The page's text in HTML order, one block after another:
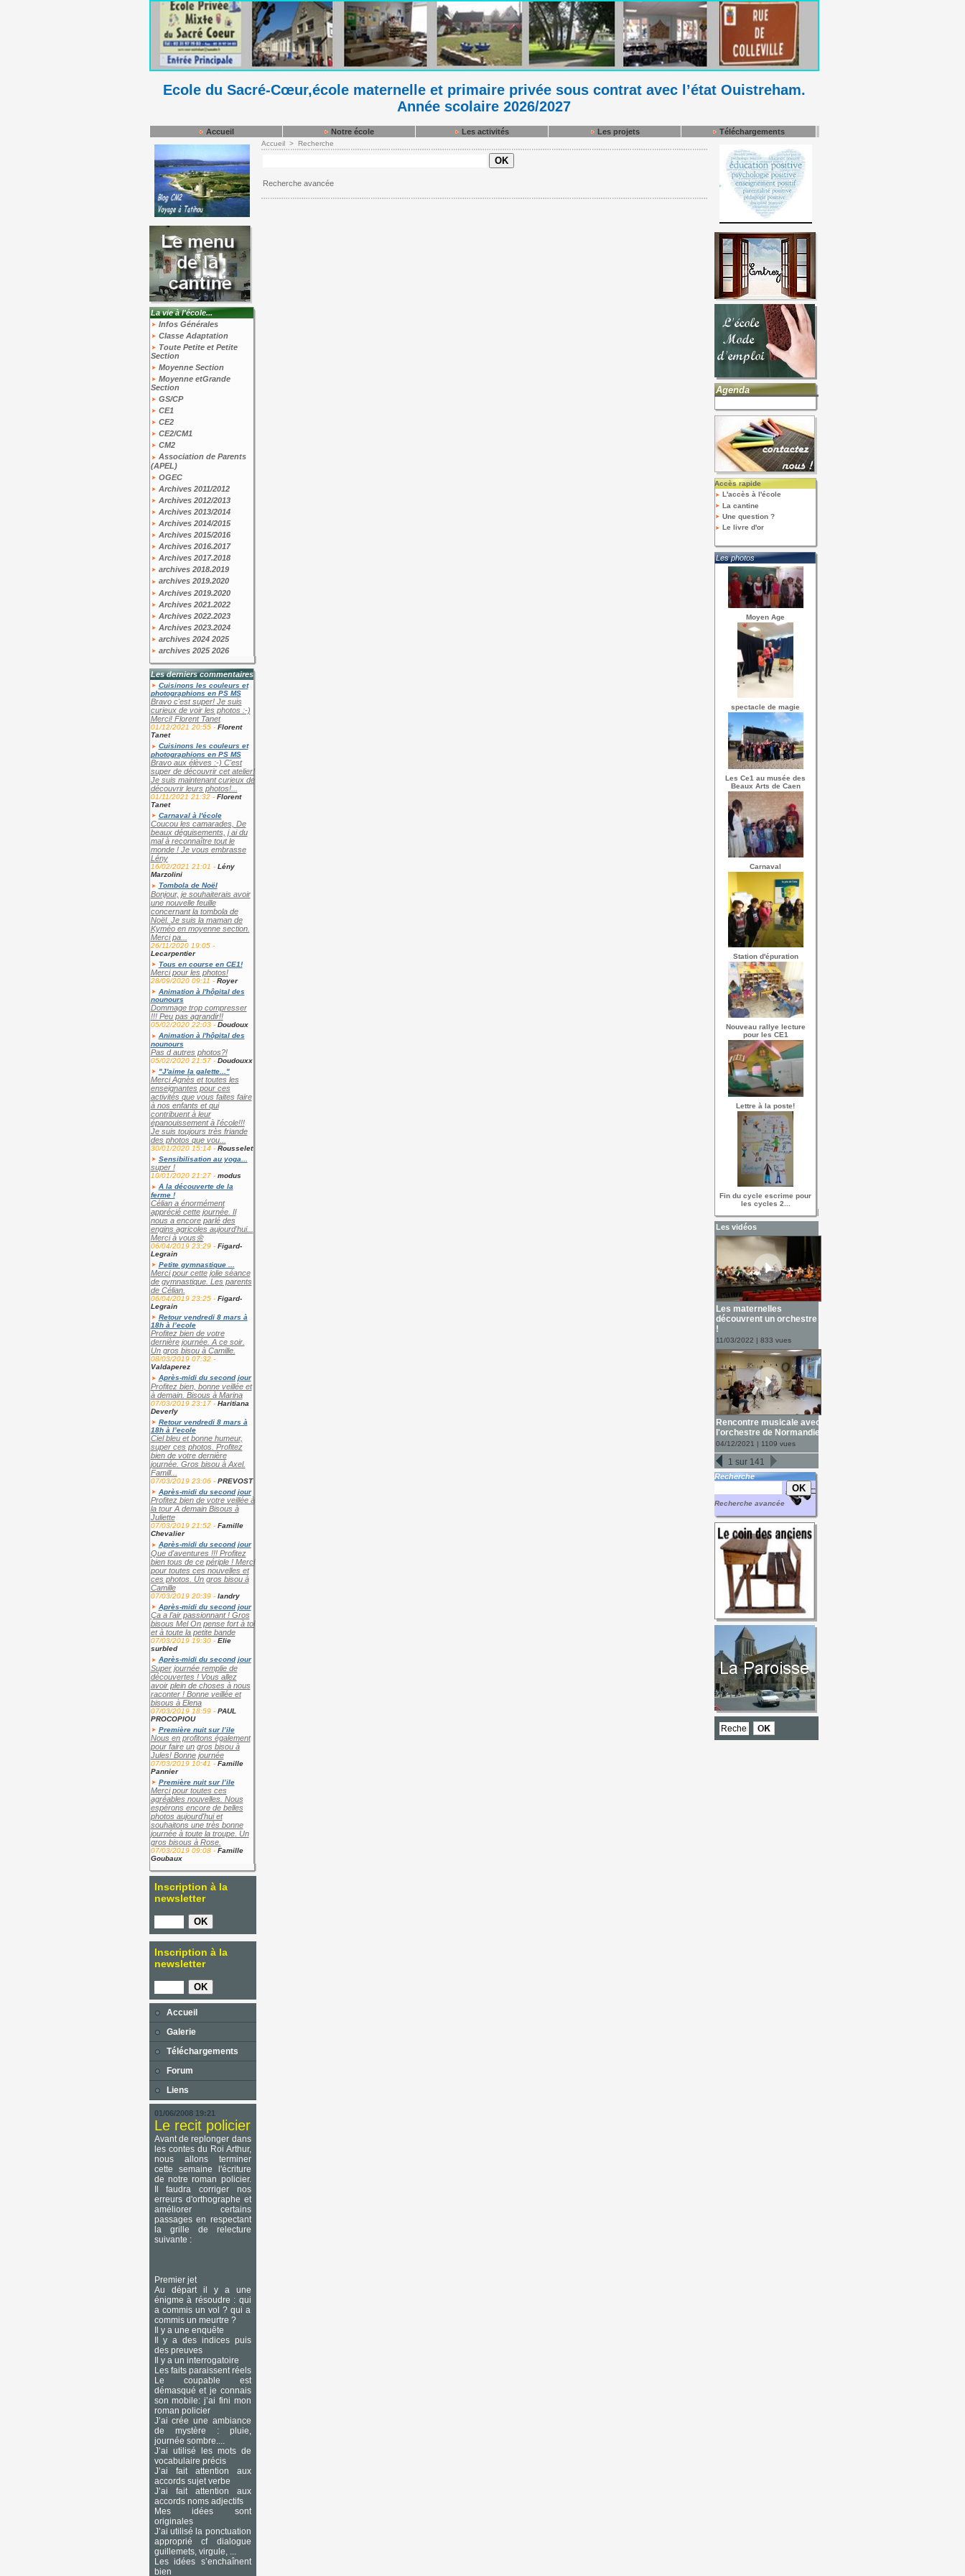
Ecole du Sacré-Cœur,école maternelle et primaire privée sous contrat avec l’état Ouistreham.
Année scolaire 2026/2027
Accueil Notre école Les activités Les projets Téléchargements
La vie à l'école...
Infos Générales
Classe Adaptation
Toute Petite et Petite
Section
Moyenne Section
Moyenne etGrande
Section
GS/CP
CE1
CE2
CE2/CM1
CM2
Association de Parents
(APEL)
OGEC
Archives 2011/2012
Archives 2012/2013
Archives 2013/2014
Archives 2014/2015
Archives 2015/2016
Archives 2016.2017
Archives 2017.2018
archives 2018.2019
archives 2019.2020
Archives 2019.2020
Archives 2021.2022
Archives 2022.2023
Archives 2023.2024
archives 2024 2025
archives 2025 2026
Les derniers commentaires
Cuisinons les couleurs et
photographions en PS MS
Bravo c'est super! Je suis
curieux de voir les photos :-)
Merci! Florent Tanet
01/12/2021 20:55 - Florent
Tanet
Cuisinons les couleurs et
photographions en PS MS
Bravo aux élèves :-) C'est
super de découvrir cet atelier!
Je suis maintenant curieux de
découvrir leurs photos!...
01/11/2021 21:32 - Florent
Tanet
Carnaval à l'école
Coucou les camarades, De
beaux déguisements, j ai du
mal à reconnaître tout le
monde ! Je vous embrasse
Lény
16/02/2021 21:01 - Lény
Marzolini
Tombola de Noël
Bonjour, je souhaiterais avoir
une nouvelle feuille
concernant la tombola de
Noël. Je suis la maman de
Kyméo en moyenne section.
Merci pa...
26/11/2020 19:05 -
Lecarpentier
Tous en course en CE1!
Merci pour les photos!
28/09/2020 09:11 - Royer
Animation à l'hôpital des
nounours
Dommage trop compresser
!!! Peu pas agrandir!!
05/02/2020 22:03 - Doudoux
Animation à l'hôpital des
nounours
Pas d autres photos?!
05/02/2020 21:57 - Doudouxx
"J'aime la galette..."
Merci Agnès et toutes les
enseignantes pour ces
activités que vous faites faire
à nos enfants et qui
contribuent à leur
épanouissement à l'école!!!
Je suis toujours très friande
des photos que vou...
30/01/2020 15:14 - Rousselet
Sensibilisation au yoga...
super !
10/01/2020 21:27 - modus
A la découverte de la
ferme !
Célian a énormément
apprécié cette journée. Il
nous a encore parlé des
engins agricoles aujourd'hui...
Merci à vous🌼
06/04/2019 23:29 - Figard-
Legrain
Petite gymnastique ...
Merci pour cette jolie séance
de gymnastique. Les parents
de Célian.
06/04/2019 23:25 - Figard-
Legrain
Retour vendredi 8 mars à
18h à l’ecole
Profitez bien de votre
dernière journée. A ce soir.
Un gros bisou à Camille.
08/03/2019 07:32 -
Valdaperez
Après-midi du second jour
Profitez bien, bonne veillée et
à demain. Bisous à Marina
07/03/2019 23:17 - Haritiana
Deverly
Retour vendredi 8 mars à
18h à l’ecole
Ciel bleu et bonne humeur,
super ces photos. Profitez
bien de votre dernière
journée. Gros bisou à Axel.
Famill...
07/03/2019 23:06 - PREVOST
Après-midi du second jour
Profitez bien de votre veillée à
la tour A demain Bisous à
Juliette
07/03/2019 21:52 - Famille
Chevalier
Après-midi du second jour
Que d'aventures !!! Profitez
bien tous de ce périple ! Merci
pour toutes ces nouvelles et
ces photos. Un gros bisou à
Camille
07/03/2019 20:39 - landry
Après-midi du second jour
Ça a l’air passionnant ! Gros
bisous Mel On pense fort à toi
et à toute la petite bande
07/03/2019 19:30 - Elie
surbled
Après-midi du second jour
Super journée remplie de
découvertes ! Vous allez
avoir plein de choses à nous
raconter ! Bonne veillée et
bisous à Elena
07/03/2019 18:59 - PAUL
PROCOPIOU
Première nuit sur l’ile
Nous en profitons également
pour faire un gros bisou à
Jules! Bonne journée
07/03/2019 10:41 - Famille
Pannier
Première nuit sur l’ile
Merci pour toutes ces
agréables nouvelles. Nous
espérons encore de belles
photos aujourd'hui et
souhaitons une très bonne
journée à toute la troupe. Un
gros bisous à Rose.
07/03/2019 09:08 - Famille
Goubaux
Inscription à la
newsletter
Inscription à la
newsletter
Accueil
Galerie
Téléchargements
Forum
Liens
01/06/2008 19:21
Le recit policier
Avant de replonger dans
les contes du Roi Arthur,
nous allons terminer
cette semaine l'écriture
de notre roman policier.
Il faudra corriger nos
erreurs d'orthographe et
améliorer certains
passages en respectant
la grille de relecture
suivante :
Premier jet
Au départ il y a une
énigme à résoudre : qui
a commis un vol ? qui a
commis un meurtre ?
Il y a une enquête
Il y a des indices puis
des preuves
Il y a un interrogatoire
Les faits paraissent réels
Le coupable est
démasqué et je connais
son mobile: j’ai fini mon
roman policier
J’ai crée une ambiance
de mystère : pluie,
journée sombre....
J’ai utilisé les mots de
vocabulaire précis
J’ai fait attention aux
accords sujet verbe
J’ai fait attention aux
accords noms adjectifs
Mes idées sont
originales
J’ai utilisé la ponctuation
approprié cf dialogue
guillemets, virgule, ...
Les idées s’enchaînent
bien
Accueil > Recherche
Recherche avancée
Agenda
Accès rapide
L'accès à l'école
La cantine
Une question ?
Le livre d'or
Les photos
Moyen Age
spectacle de magie
Les Ce1 au musée des
Beaux Arts de Caen
Carnaval
Station d'épuration
Nouveau rallye lecture
pour les CE1
Lettre à la poste!
Fin du cycle escrime pour
les cycles 2...
Les vidéos
Les maternelles
découvrent un orchestre
!
11/03/2022 | 833 vues
Rencontre musicale avec
l'orchestre de Normandie
04/12/2021 | 1109 vues
1 sur 141
Recherche
Recherche avancée